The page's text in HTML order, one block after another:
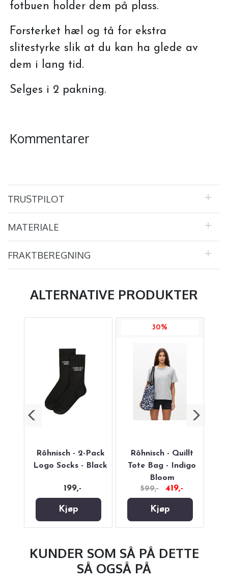
fotbuen holder dem på plass.
Forsterket hæl og tå for ekstra
slitestyrke slik at du kan ha glede av
dem i lang tid.
Selges i 2 pakning.
Kommentarer
TRUSTPILOT
MATERIALE
FRAKTBEREGNING
ALTERNATIVE PRODUKTER
Rôhnisch - 2-Pack
Logo Socks - Black
199,-
Kjøp
30%
Rôhnisch - Quillt
Tote Bag - Indigo
Bloom
599,-
419,-
Kjøp
KUNDER SOM SÅ PÅ DETTE
SÅ OGSÅ PÅ